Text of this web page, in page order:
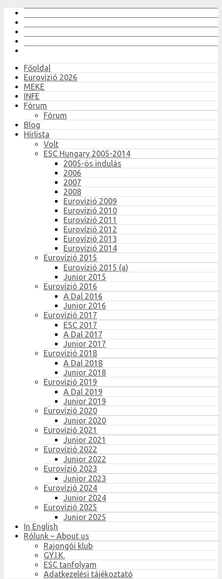
Főoldal
Eurovízió 2026
MEKE
INFE
Fórum
Fórum
Blog
Hírlista
Volt
ESC Hungary 2005-2014
2005-ös indulás
2006
2007
2008
Eurovízió 2009
Eurovízió 2010
Eurovízió 2011
Eurovízió 2012
Eurovízió 2013
Eurovízió 2014
Eurovízió 2015
Eurovízió 2015 (a)
Junior 2015
Eurovízió 2016
A Dal 2016
Junior 2016
Eurovízió 2017
ESC 2017
A Dal 2017
Junior 2017
Eurovízió 2018
A Dal 2018
Junior 2018
Eurovízió 2019
A Dal 2019
Junior 2019
Eurovízió 2020
Junior 2020
Eurovízió 2021
Junior 2021
Eurovízió 2022
Junior 2022
Eurovízió 2023
Junior 2023
Eurovízió 2024
Junior 2024
Eurovízió 2025
Junior 2025
In English
Rólunk – About us
Rajongói klub
GY.I.K.
ESC tanfolyam
Adatkezelési tájékoztató